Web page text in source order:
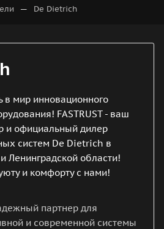
— De Dietrich
в мир инновационного
FASTRUST - ваш
и официальный дилер
систем De Dietrich в
Ленинградской области!
и комфорту с нами!
партнер для
и современной системы